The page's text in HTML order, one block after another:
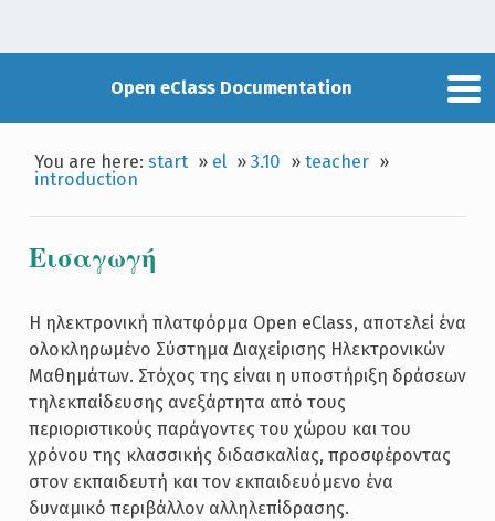
Open eClass Documentation
You are here:start » el »3.10 »teacher »
introduction
Εισαγωγή
Η ηλεκτρονική πλατφόρμα Open eClass, αποτελεί ένα
ολοκληρωμένο Σύστημα Διαχείρισης Ηλεκτρονικών
Μαθημάτων. Στόχος της είναι η υποστήριξη δράσεων
τηλεκπαίδευσης ανεξάρτητα από τους
περιοριστικούς παράγοντες του χώρου και του
χρόνου της κλασσικής διδασκαλίας, προσφέροντας
στον εκπαιδευτή και τον εκπαιδευόμενο ένα
δυναμικό περιβάλλον αλληλεπίδρασης.